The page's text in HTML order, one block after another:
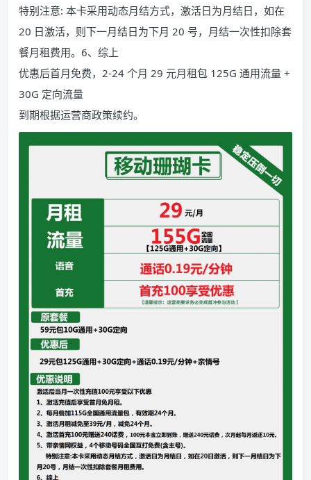
特别注意: 本卡采用动态月结方式，激活日为月结日，如在
20 日激活，则下一月结日为下月 20 号，月结一次性扣除套
餐月租费用。6、综上
优惠后首月免费，2-24 个月 29 元月租包 125G 通用流量 +
30G 定向流量
到期根据运营商政策续约。